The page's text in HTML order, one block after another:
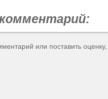
или поставить